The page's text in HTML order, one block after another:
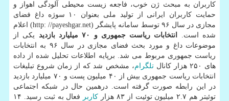
كاربران به مبحث ژن خوب، فاجعه زیست محیطی آلودگی اهواز و
حمایت كاربران ایرانی از تولید ملی بعنوان ۱۰ سوژه داغ فضای
مجازی در سال ۹۶ توسط سامانه پایشگر (http: //payeshgar.net) اعلام
شده است.
انتخابات ریاست جمهوری و ۷۰ میلیارد بازدید
یكی از
موضوعات داغ و مورد بحث فضای مجازی در سال ۹۶ به انتخابات
ریاست جمهوری مربوط می شد. برپایه اطلاعات تحلیل شده از داده
های ۲۵۰ هزار كانال
تلگرام، مشخص شد كه از زمان شروع تبلیغات
انتخابات ریاست جمهوری بیش از ۴۰ میلیون پست و️ ۷۰ میلیارد بازدید
در این رابطه صورت گرفته است. درهمین حال در شبكه اجتماعی
توئیتر هم ۲.۷ میلیون توئیت از ۸۳ هزار
كاربر
فعال به ثبت رسید. ۱۴